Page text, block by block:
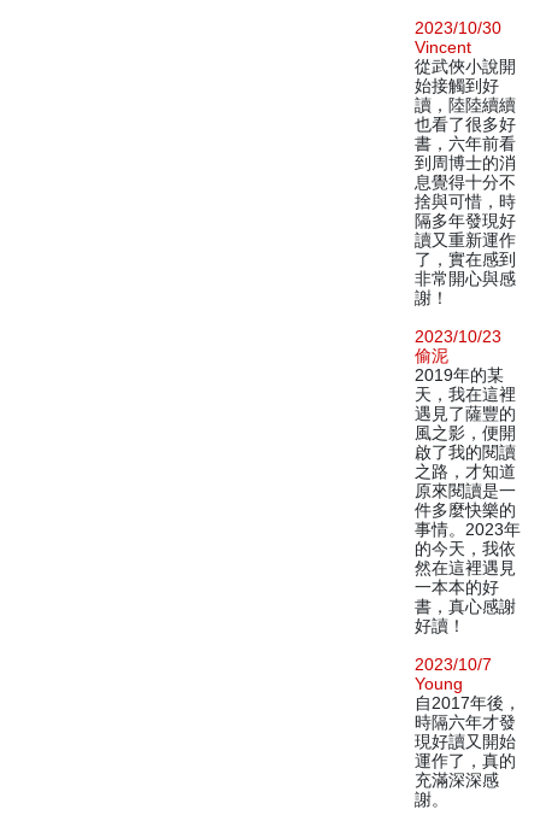
2023/10/30
Vincent
從武俠小說開
始接觸到好
讀，陸陸續續
也看了很多好
書，六年前看
到周博士的消
息覺得十分不
捨與可惜，時
隔多年發現好
讀又重新運作
了，實在感到
非常開心與感
謝！
2023/10/23
偷泥
2019年的某
天，我在這裡
遇見了薩豐的
風之影，便開
啟了我的閱讀
之路，才知道
原來閱讀是一
件多麼快樂的
事情。2023年
的今天，我依
然在這裡遇見
一本本的好
書，真心感謝
好讀！
2023/10/7
Young
自2017年後，
時隔六年才發
現好讀又開始
運作了，真的
充滿深深感
謝。